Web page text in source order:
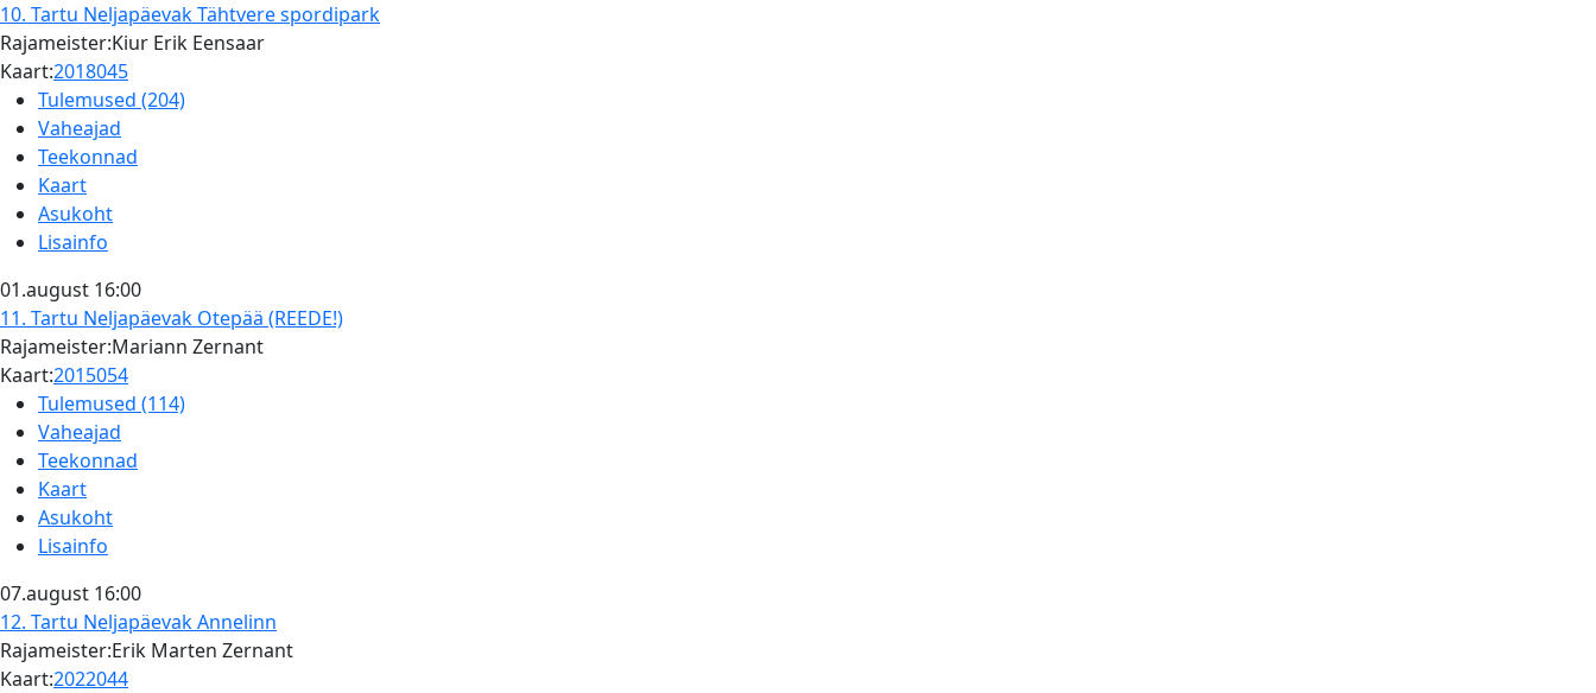
10. Tartu NeljapäevakTähtvere spordipark
Rajameister:Kiur Erik Eensaar
Kaart:2018045
Tulemused (204)
Vaheajad
Teekonnad
Kaart
Asukoht
Lisainfo
01.august 16:00
11. Tartu Neljapäevak Otepää (REEDE!)
Rajameister:Mariann Zernant
Kaart:2015054
Tulemused (114)
Vaheajad
Teekonnad
Kaart
Asukoht
Lisainfo
07.august 16:00
12. Tartu NeljapäevakAnnelinn
Rajameister:Erik Marten Zernant
Kaart:2022044